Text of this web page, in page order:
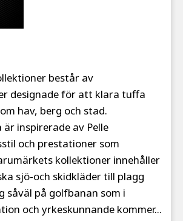
består av
designade för att klara tuffa
hav, berg och stad.
inspirerade av Pelle
och prestationer som
kollektioner innehåller
sjö-och skidkläder till plagg
såväl på golfbanan som i
och yrkeskunnande kommer...